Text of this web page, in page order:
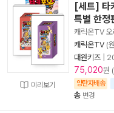
미리보기
[세트] 타
특별 한정
캐릭온TV
캐릭온TV (
대원키즈
75,020원
양탄자배송
송 변경